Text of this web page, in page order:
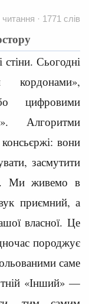
· 1771 слів
Сьогодні
кордонами»,
цифровими
Алгоритми
вони
засмутити
Ми живемо в
приємний, а
власної. Це
породжує
саме
«Інший» —